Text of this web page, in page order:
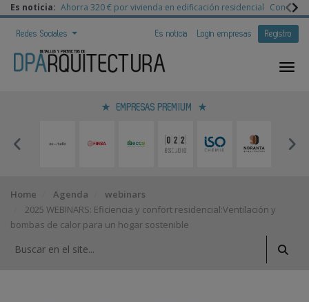
Es noticia: Ahorra 320 € por vivienda en edificación residencial
Redes Sociales Es noticia Login empresas Registro
EMPRESAS PREMIUM
Home Agenda
webinars
2025 WEBINARS: Eficiencia y confort residencial:Ventilación y
bombas de calor para un hogar sostenible